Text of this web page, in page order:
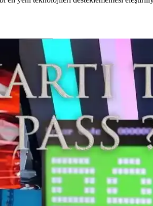
Etkileri
düşürdü. Bu güncelleme güç tüketimini
ve Yazılım Uyumu
ve performans vaat ediyor. Ancak
ve fiyat açısından Nvidia RTX 5070
modeller yüksek çözünürlük ve detay